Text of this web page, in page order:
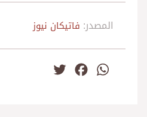
المصدر: فاتيكان نيوز
WhatsApp
Facebook